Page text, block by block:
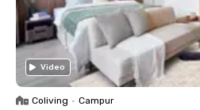
Video
Coliving • Campur